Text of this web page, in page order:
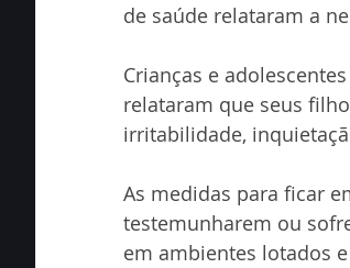
de saúde relataram a
Crianças e
relataram que seus
irritabilidade,
As medidas para ficar
testemunharem ou
em ambientes lotados